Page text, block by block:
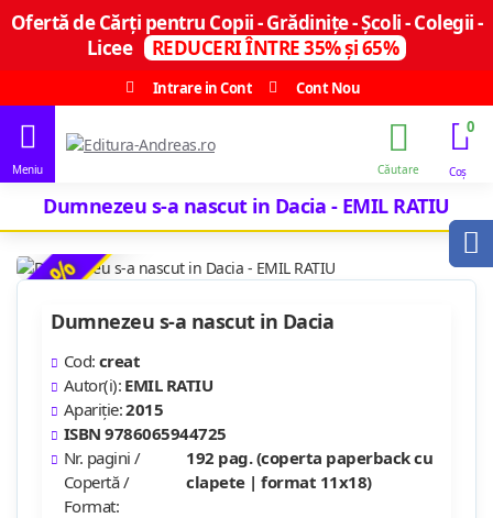
Ofertă de Cărți pentru Copii - Grădinițe - Școli - Colegii -
Licee
REDUCERI ÎNTRE 35% și 65%
Intrare in Cont
Cont Nou
0
Dumnezeu s-a nascut in Dacia - EMIL RATIU
-29 %Dumnezeu s-a nascut in Dacia
Cod: creat
Autor(i): EMIL RATIU
Apariție:2015
ISBN 9786065944725
Nr. pagini /
Copertă /
Format:
192 pag. (coperta paperback cu
clapete | format 11x18)